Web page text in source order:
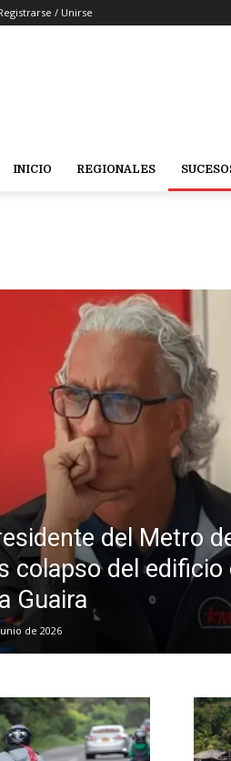
/ Unirse
INICIO REGIONALES
del Metro
colapso del edificio
Guaira
de 2026